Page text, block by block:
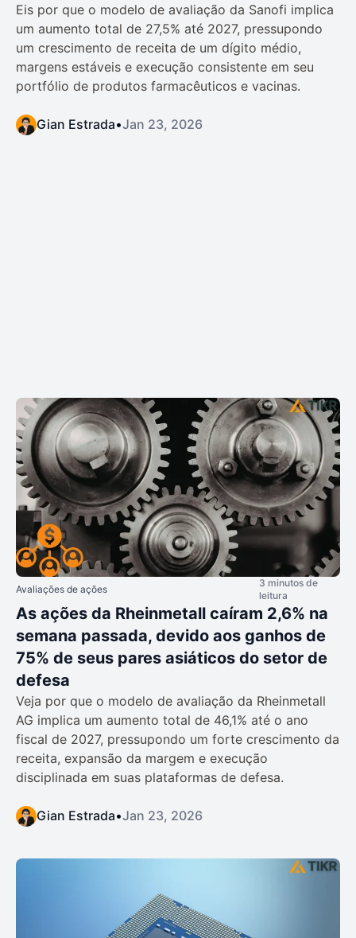
Eis por que o modelo de avaliação da Sanofi implica
um aumento total de 27,5% até 2027, pressupondo
um crescimento de receita de um dígito médio,
margens estáveis e execução consistente em seu
portfólio de produtos farmacêuticos e vacinas.
Gian Estrada•Jan 23, 2026
Avaliações de ações
3 minutos de
leitura
As ações da Rheinmetall caíram 2,6% na
semana passada, devido aos ganhos de
75% de seus pares asiáticos do setor de
defesa
Veja por que o modelo de avaliação da Rheinmetall
AG implica um aumento total de 46,1% até o ano
fiscal de 2027, pressupondo um forte crescimento da
receita, expansão da margem e execução
disciplinada em suas plataformas de defesa.
Gian Estrada•Jan 23, 2026